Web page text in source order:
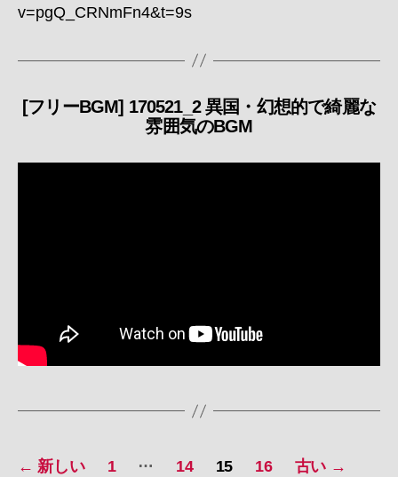
v=pgQ_CRNmFn4&t=9s
カ
テ
リ
[フリーBGM] 170521_2 異国・幻想的で綺麗な
雰囲気のBGM
投
← 新しい 1 … 14 15 16 古い →